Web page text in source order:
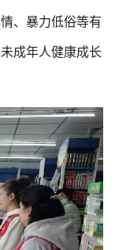
、暴力低俗等有
成年人健康成长